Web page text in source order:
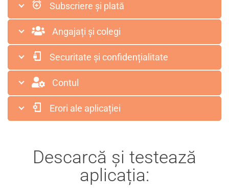
Subscriere și plată
Angajați și colegi
Securitate și confidențialitate
Contul
Erori ale aplicației
Descarcă și testează
aplicația: